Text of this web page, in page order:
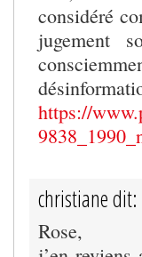
considéré
jugement
https://
christiane dit:
Rose,